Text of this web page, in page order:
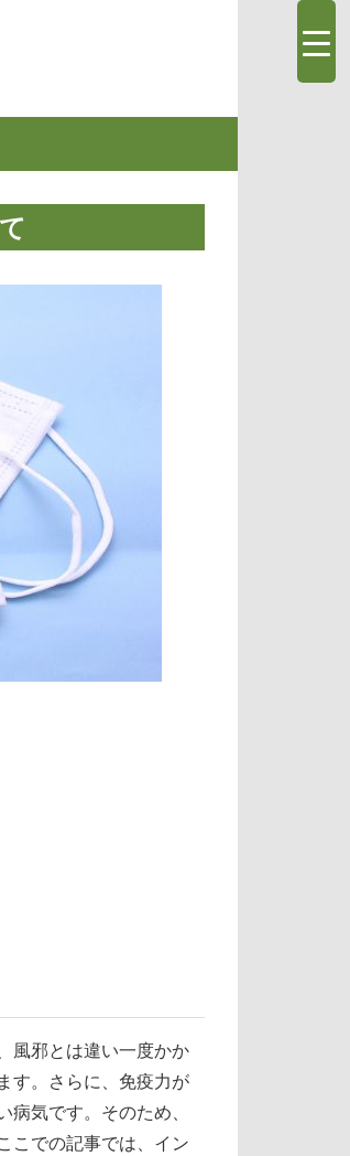
風邪とは違い一度かか
す。さらに、免疫力が
気です。そのため、
こでの記事では、イン